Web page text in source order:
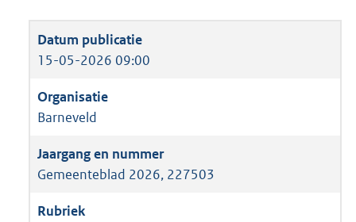
15-05-2026 09:00
Barneveld
Gemeenteblad 2026, 227503